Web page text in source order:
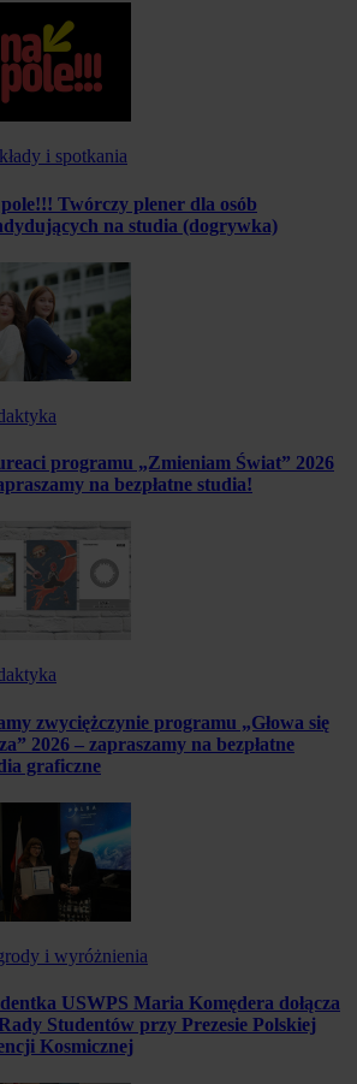
i spotkania
Twórczy plener dla osób
na studia (dogrywka)
programu „Zmieniam Świat” 2026
na bezpłatne studia!
zwyciężczynie programu „Głowa się
2026 – zapraszamy na bezpłatne
graficzne
i wyróżnienia
USWPS Maria Komędera dołącza
Studentów przy Prezesie Polskiej
Kosmicznej